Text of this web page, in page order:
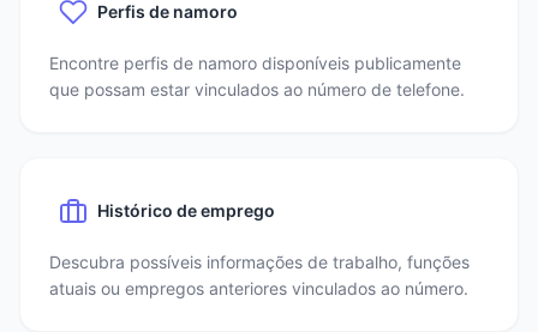
Perfis de namoro
Encontre perfis de namoro disponíveis publicamente
que possam estar vinculados ao número de telefone.
Histórico de emprego
Descubra possíveis informações de trabalho, funções
atuais ou empregos anteriores vinculados ao número.